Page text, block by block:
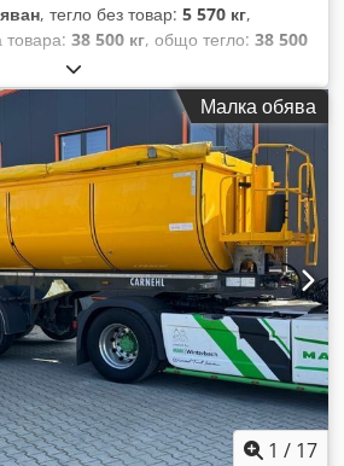
, тегло без товар: 5 570 кг,
товара: 38 500 кг, общо тегло: 38 500
3 оси
(TÜV):07/2027, дължина на
, ширина на товарното
, височина на товарното
мм, обем на товарното пространство:
385/65 R22,5 , междуосие:1 310
Оборудване:
, Барабанен
(електронна спирачна система)
кг Пневматично окачване с
транспортьор за зърно
Оси BPW Алуминиеви
Хидравлична система за
Cjdpfx Ajzp Ew Rjnujrf Възможни са
Малка обява
1 / 17